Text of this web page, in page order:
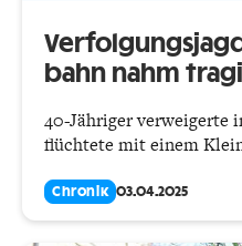
bahn nahm
40-Jähriger
flüchtete mit einem
Chronik 03.04.2025